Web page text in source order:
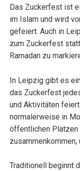
Das Zuckerfest ist
im Islam und wird
gefeiert. Auch in
zum Zuckerfest
Ramadan zu
In Leipzig gibt es
das Zuckerfest
und Aktivitäten
normalerweise in
öffentlichen Plätzen
Traditionell beginnt